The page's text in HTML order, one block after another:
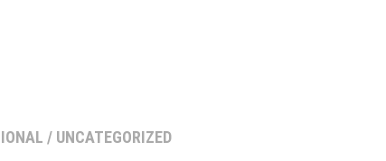
/ UNCATEGORIZED